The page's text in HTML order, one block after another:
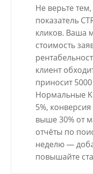
Не верьте
показатель
кликов. Ваша
стоимость
клиент
приносит
Нормальные
5%,
выше 30% от
отчёты по
неделю —
повышайте